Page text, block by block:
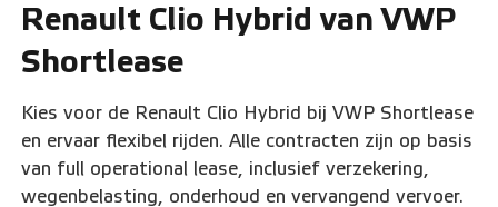
Renault Clio Hybrid van VWP
Shortlease
Kies voor de Renault Clio Hybrid bij VWP Shortlease
en ervaar flexibel rijden. Alle contracten zijn op basis
van full operational lease, inclusief verzekering,
wegenbelasting, onderhoud en vervangend vervoer.